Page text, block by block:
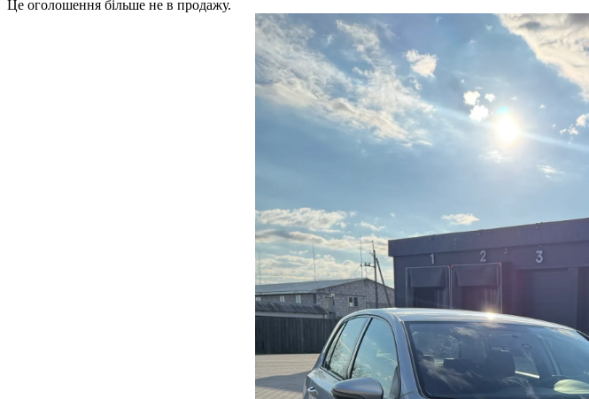
Це оголошення більше не в продажу.